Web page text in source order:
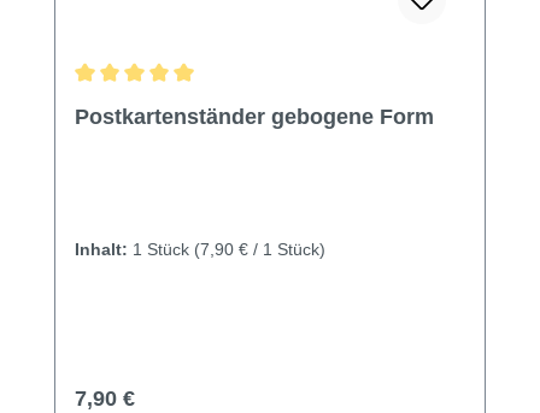
Postkartenständer gebogene Form
Inhalt: 1 Stück (7,90 € / 1 Stück)
Regulärer Preis:
7,90 €